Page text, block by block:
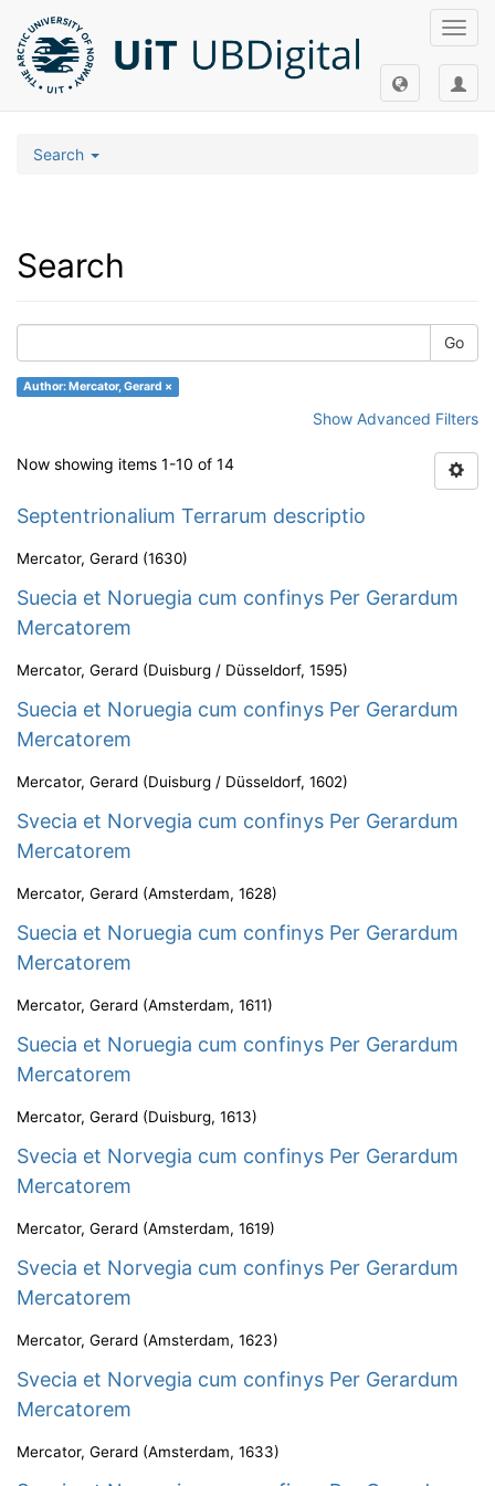
Search
Search
Go
Author: Mercator, Gerard ×
Show Advanced Filters
Now showing items 1-10 of 14
Septentrionalium Terrarum descriptio
Mercator, Gerard (1630)
Suecia et Noruegia cum confinys Per Gerardum
Mercatorem
Mercator, Gerard (Duisburg / Düsseldorf, 1595)
Suecia et Noruegia cum confinys Per Gerardum
Mercatorem
Mercator, Gerard (Duisburg / Düsseldorf, 1602)
Svecia et Norvegia cum confinys Per Gerardum
Mercatorem
Mercator, Gerard (Amsterdam, 1628)
Suecia et Noruegia cum confinys Per Gerardum
Mercatorem
Mercator, Gerard (Amsterdam, 1611)
Suecia et Noruegia cum confinys Per Gerardum
Mercatorem
Mercator, Gerard (Duisburg, 1613)
Svecia et Norvegia cum confinys Per Gerardum
Mercatorem
Mercator, Gerard (Amsterdam, 1619)
Svecia et Norvegia cum confinys Per Gerardum
Mercatorem
Mercator, Gerard (Amsterdam, 1623)
Svecia et Norvegia cum confinys Per Gerardum
Mercatorem
Mercator, Gerard (Amsterdam, 1633)